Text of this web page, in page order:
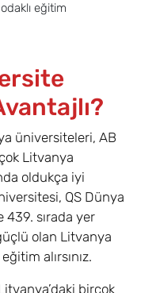
odaklı eğitim
üniversiteleri, AB
Litvanya
oldukça iyi
QS Dünya
439. sırada yer
olan Litvanya
alırsınız.
birçok